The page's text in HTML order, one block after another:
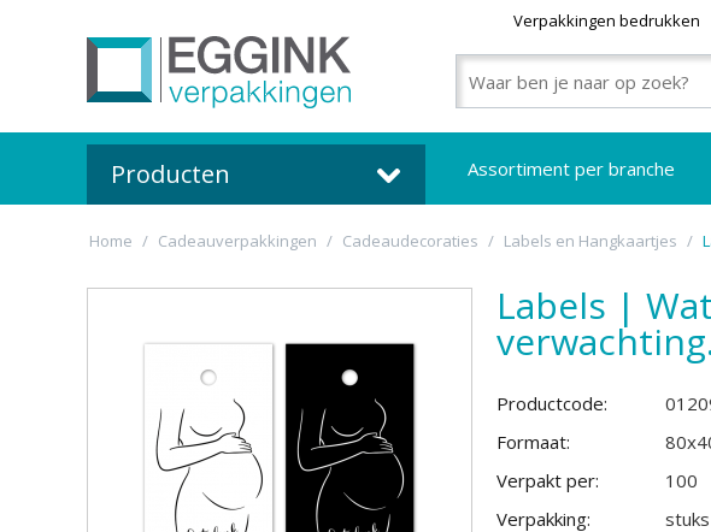
Verpakkingen bedrukken
Producten Assortiment per branche
Home / Cadeauverpakkingen / Cadeaudecoraties / Labels en Hangkaartjes /
Labels |
verwachting.
Productcode:
Formaat:
Verpakt per:
100
Verpakking:
stuks